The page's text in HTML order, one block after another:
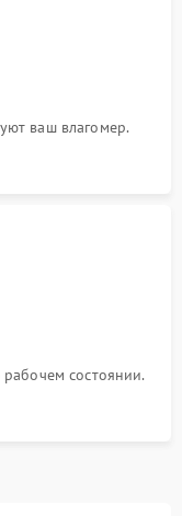
ваш влагомер.
состоянии.